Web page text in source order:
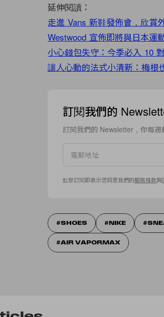
延伸閱讀：
走進 Vans 新鞋發佈會，欣賞
Westwood 宣佈即將與日本運
小心錢包失守：今季必入 10
讓人心動的法式小清新：梅根
訂閱我們的
訂閱我們的 Newsletter，你每週
點擊訂閱即表示您同意我們的服務條款與
SHOES NIKE
AIR VAPORMAX